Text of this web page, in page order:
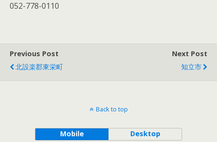
052-778-0110
Previous Post
北設楽郡東栄町
Next Post
知立市
Back to top
Mobile Desktop